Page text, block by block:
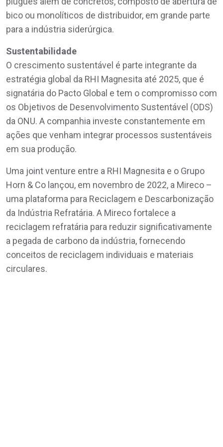
bico ou monolíticos de distribuidor, em grande parte
para a indústria siderúrgica.
Sustentabilidade
O crescimento sustentável é parte integrante da
estratégia global da RHI Magnesita até 2025, que é
signatária do Pacto Global e tem o compromisso com
os Objetivos de Desenvolvimento Sustentável (ODS)
da ONU. A companhia investe constantemente em
ações que venham integrar processos sustentáveis
em sua produção.
Uma joint venture entre a RHI Magnesita e o Grupo
Horn & Co lançou, em novembro de 2022, a Mireco –
uma plataforma para Reciclagem e Descarbonização
da Indústria Refratária. A Mireco fortalece a
reciclagem refratária para reduzir significativamente
a pegada de carbono da indústria, fornecendo
conceitos de reciclagem individuais e materiais
circulares.